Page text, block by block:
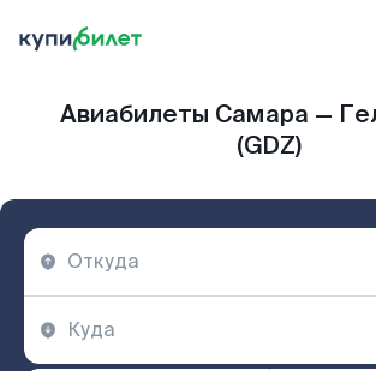
Авиабилеты Самара —
(GDZ)